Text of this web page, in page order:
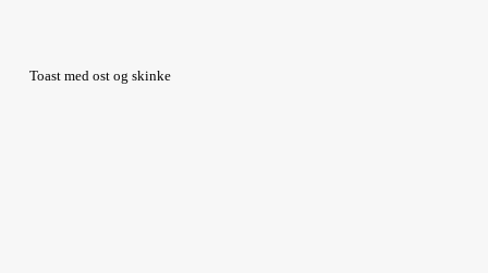
Toast med ost og skinke